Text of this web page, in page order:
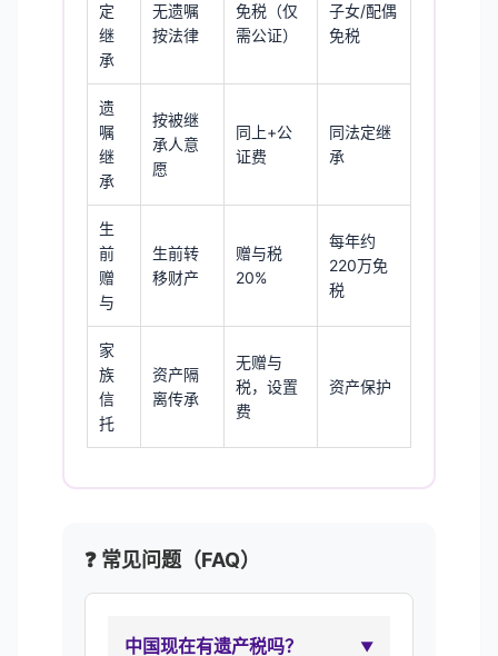
定
继
承
无遗嘱
按法律
免税（仅
需公证）
子女/配偶
免税
遗
嘱
继
承
按被继
承人意
愿
同上+公
证费
同法定继
承
生
前
赠
与
生前转
移财产
赠与税
20%
每年约
220万免
税
家
族
信
托
资产隔
离传承
无赠与
税，设置
费
资产保护
❓ 常见问题（FAQ）
中国现在有遗产税吗？